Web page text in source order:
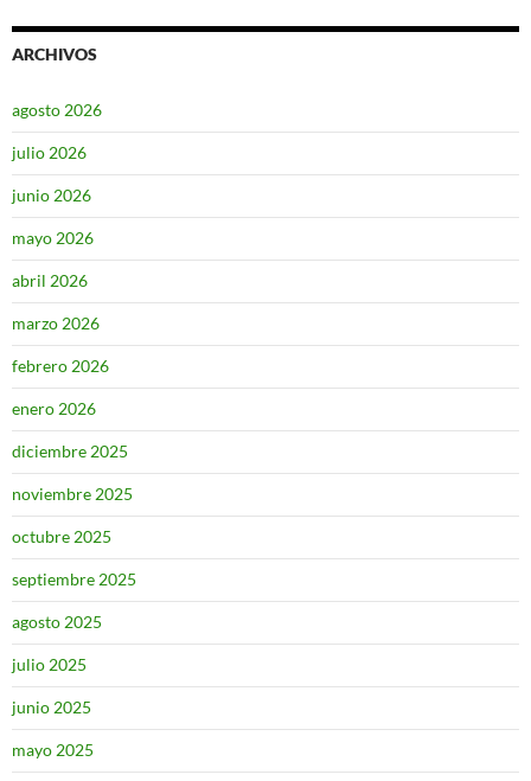
ARCHIVOS
agosto 2026
julio 2026
junio 2026
mayo 2026
abril 2026
marzo 2026
febrero 2026
enero 2026
diciembre 2025
noviembre 2025
octubre 2025
septiembre 2025
agosto 2025
julio 2025
junio 2025
mayo 2025